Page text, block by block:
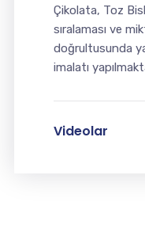
Çikolata, Toz
sıralaması ve
doğrultusunda
imalatı
Videolar